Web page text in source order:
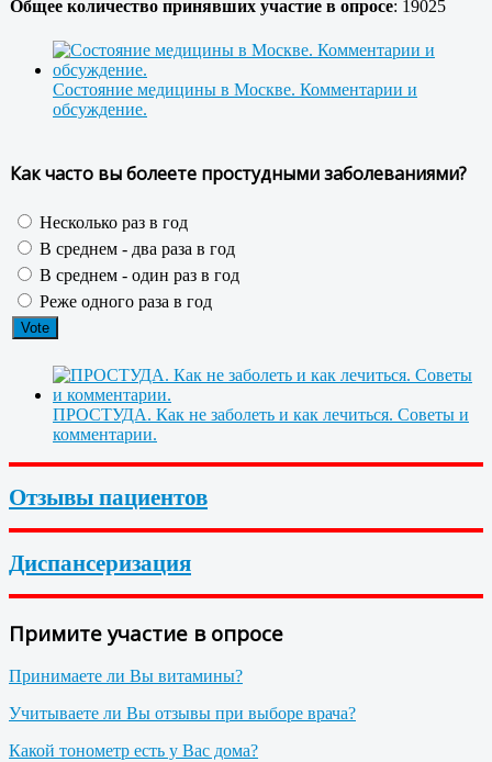
Общее количество принявших участие в опросе: 19025
Состояние медицины в Москве. Комментарии и
обсуждение.
Как часто вы болеете простудными заболеваниями?
Несколько раз в год
В среднем - два раза в год
В среднем - один раз в год
Реже одного раза в год
ПРОСТУДА. Как не заболеть и как лечиться. Советы и
комментарии.
Отзывы пациентов
Диспансеризация
Примите участие в опросе
Принимаете ли Вы витамины?
Учитываете ли Вы отзывы при выборе врача?
Какой тонометр есть у Вас дома?